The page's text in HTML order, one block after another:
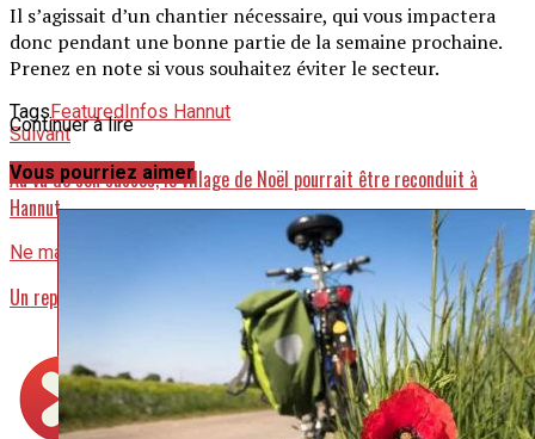
Il s’agissait d’un chantier nécessaire, qui vous impactera
donc pendant une bonne partie de la semaine prochaine.
Prenez en note si vous souhaitez éviter le secteur.
TagsFeaturedInfos Hannut
Suivant
Au vu de son succès, le village de Noël pourrait être reconduit à
Hannut
Ne manquez pas
Un repas couscous en take-away pour la bonne cause
Continuer à lire
Vous pourriez aimer